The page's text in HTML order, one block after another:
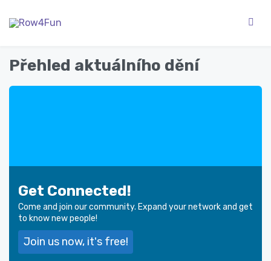
Přehled aktuálního dění
Get Connected!
Come and join our community. Expand your network and get
to know new people!
Join us now, it's free!